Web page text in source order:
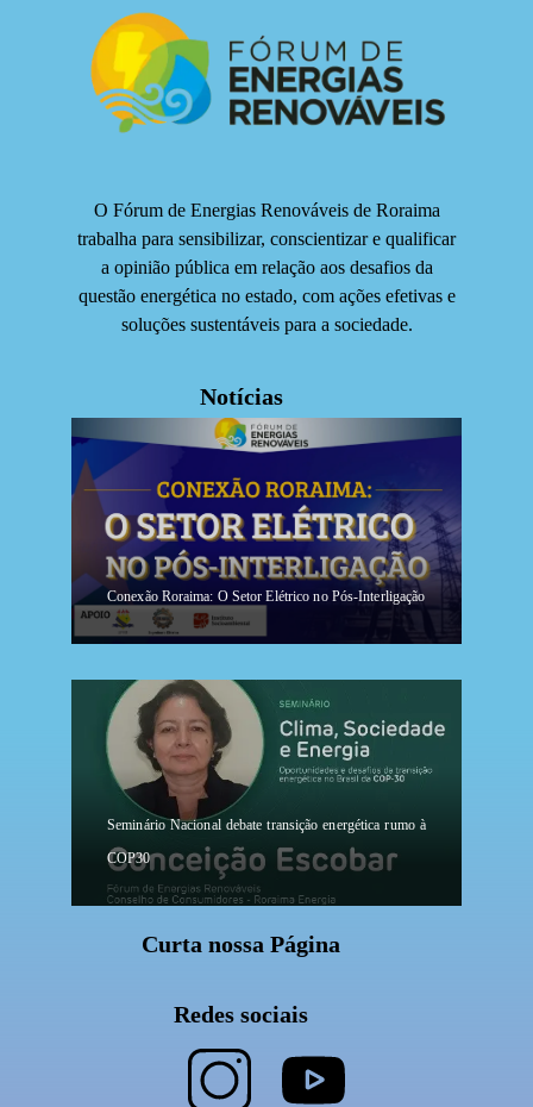
O Fórum de Energias Renováveis de Roraima
trabalha para sensibilizar, conscientizar e qualificar
a opinião pública em relação aos desafios da
questão energética no estado, com ações efetivas e
soluções sustentáveis para a sociedade.
Notícias
Conexão Roraima: O Setor Elétrico no Pós-Interligação
Seminário Nacional debate transição energética rumo à
COP30
Curta nossa Página
Redes sociais